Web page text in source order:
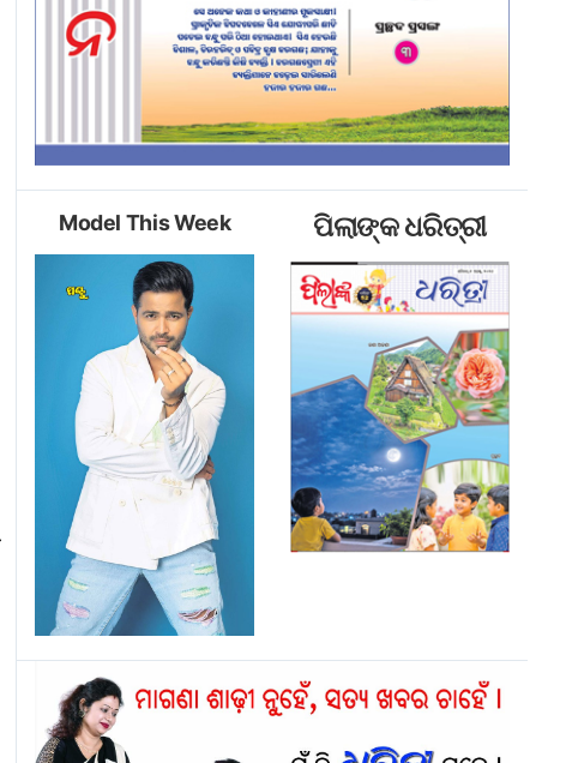
Model This Week ପିଲାଙ୍କ ଧରିତ୍ରୀ